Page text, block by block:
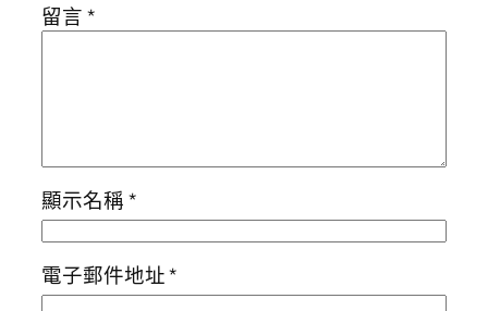
留言*
顯示名稱*
電子郵件地址*